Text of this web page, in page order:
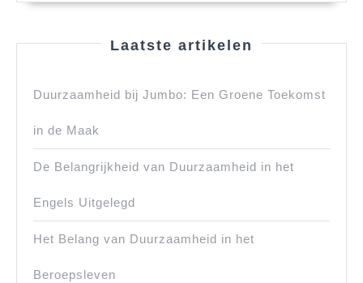
Laatste artikelen
Duurzaamheid bij Jumbo: Een Groene Toekomst
in de Maak
De Belangrijkheid van Duurzaamheid in het
Engels Uitgelegd
Het Belang van Duurzaamheid in het
Beroepsleven